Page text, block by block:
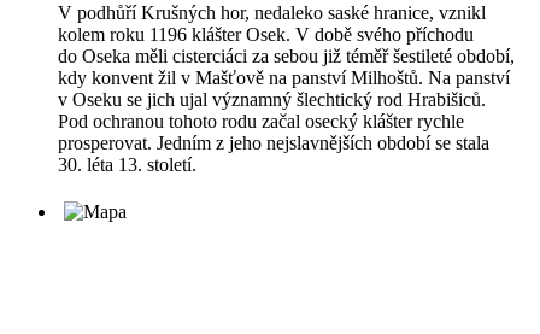
V podhůří Krušných hor, nedaleko saské hranice, vznikl
kolem roku 1196 klášter Osek. V době svého příchodu
do Oseka měli cisterciáci za sebou již téměř šestileté období,
kdy konvent žil v Mašťově na panství Milhoštů. Na panství
v Oseku se jich ujal významný šlechtický rod Hrabišiců.
Pod ochranou tohoto rodu začal osecký klášter rychle
prosperovat. Jedním z jeho nejslavnějších období se stala
30. léta 13. století.